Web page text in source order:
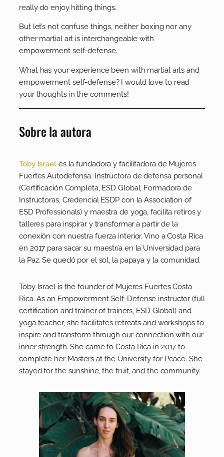
really do enjoy hitting things.
But let’s not confuse things, neither boxing nor any
other martial art is interchangeable with
empowerment self-defense.
What has your experience been with martial arts and
empowerment self-defense? I would love to read
your thoughts in the comments!
Sobre la autora
Toby Israeles la fundadora y facilitadora de Mujeres
Fuertes Autodefensa. Instructora de defensa personal
(Certificación Completa, ESD Global, Formadora de
Instructoras, Credencial ESDP con la Association of
ESD Professionals) y maestra de yoga, facilita retiros y
talleres para inspirar y transformar a partir de la
conexión con nuestra fuerza interior. Vino a Costa Rica
en 2017 para sacar su maestría en la Universidad para
la Paz. Se quedó por el sol, la papaya y la comunidad.
Toby Israel is the founder of Mujeres Fuertes Costa
Rica. As an Empowerment Self-Defense instructor (full
certification and trainer of trainers, ESD Global) and
yoga teacher, she facilitates retreats and workshops to
inspire and transform through our connection with our
inner strength. She came to Costa Rica in 2017 to
complete her Masters at the University for Peace. She
stayed for the sunshine, the fruit, and the community.